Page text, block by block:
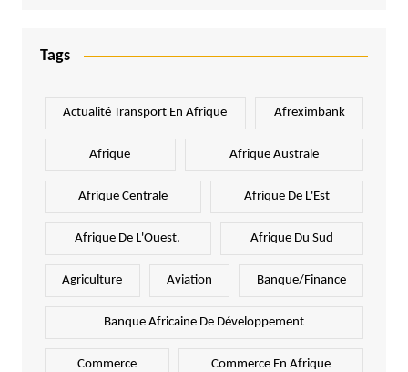
Tags
Actualité Transport En Afrique Afreximbank
Afrique Afrique Australe
Afrique Centrale Afrique De L'Est
Afrique De L'Ouest. Afrique Du Sud
Agriculture Aviation Banque/Finance
Banque Africaine De Développement
Commerce Commerce En Afrique